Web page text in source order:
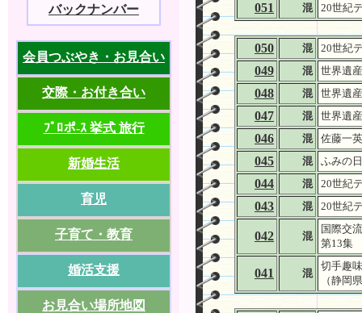
バックナンバー
会員つぶやき・お見合い
交際・お付き合い
ﾌﾟﾛポ-ｽ 挙式 旅行
新婚生活
育児
子育て・教育
婚活支援
お見合い場所地図
051 混 20世紀
050 混 20世紀
049 混 世界遺
048 混 世界遺
047 混 世界遺
046 混 佐藤一
045 混 ふみの
044 混 20世紀
043 混 20世紀
042 混
国際交
第13集
041 混
切手趣
（静岡